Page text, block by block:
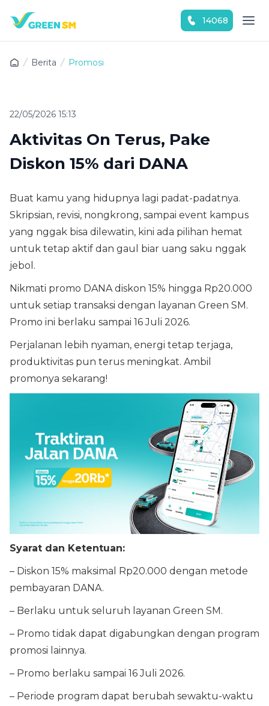
14068
Berita Promosi
22/05/2026 15:13
Aktivitas On Terus, Pake
Diskon 15% dari DANA
Buat kamu yang hidupnya lagi padat-padatnya.
Skripsian, revisi, nongkrong, sampai event kampus
yang nggak bisa dilewatin, kini ada pilihan hemat
untuk tetap aktif dan gaul biar uang saku nggak
jebol.
Nikmati promo DANA diskon 15% hingga Rp20.000
untuk setiap transaksi dengan layanan Green SM.
Promo ini berlaku sampai 16 Juli 2026.
Perjalanan lebih nyaman, energi tetap terjaga,
produktivitas pun terus meningkat. Ambil
promonya sekarang!
Syarat dan Ketentuan:
– Diskon 15% maksimal Rp20.000 dengan metode
pembayaran DANA.
– Berlaku untuk seluruh layanan Green SM.
– Promo tidak dapat digabungkan dengan program
promosi lainnya.
– Promo berlaku sampai 16 Juli 2026.
– Periode program dapat berubah sewaktu-waktu